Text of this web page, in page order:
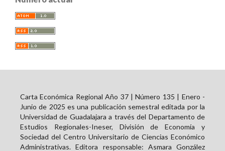
Carta Económica Regional Año 37 | Número 135 | Enero -
Junio de 2025 es una publicación semestral editada por la
Universidad de Guadalajara a través del Departamento de
Estudios Regionales-Ineser, División de Economía y
Sociedad del Centro Universitario de Ciencias Económico
Administrativas. Editora responsable: Asmara González